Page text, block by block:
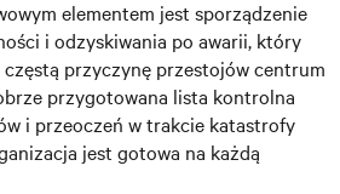
elementem jest sporządzenie
i odzyskiwania po awarii, który
przyczynę przestojów centrum
przygotowana lista kontrolna
i przeoczeń w trakcie katastrofy
jest gotowa na każdą